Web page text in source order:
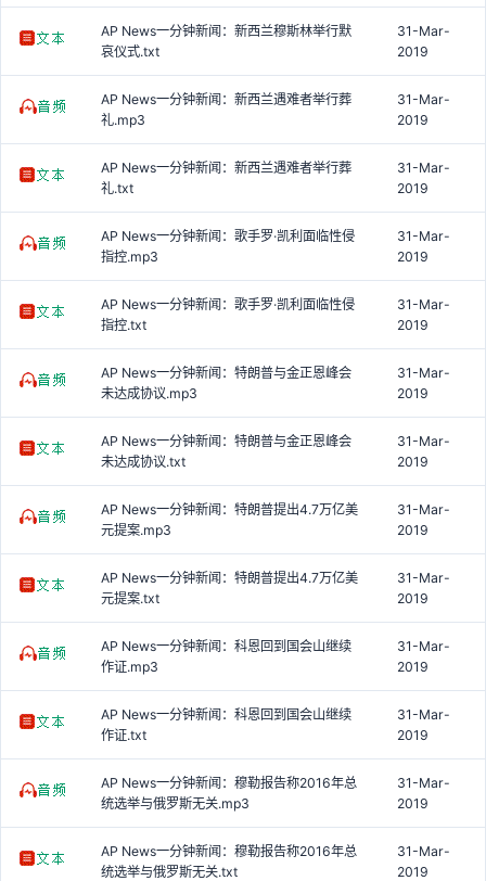
AP News一分钟新闻：新西兰穆斯林举行默
哀仪式.txt
31-Mar-
2019
AP News一分钟新闻：新西兰遇难者举行葬
礼.mp3
31-Mar-
2019
AP News一分钟新闻：新西兰遇难者举行葬
礼.txt
31-Mar-
2019
AP News一分钟新闻：歌手罗·凯利面临性侵
指控.mp3
31-Mar-
2019
AP News一分钟新闻：歌手罗·凯利面临性侵
指控.txt
31-Mar-
2019
AP News一分钟新闻：特朗普与金正恩峰会
未达成协议.mp3
31-Mar-
2019
AP News一分钟新闻：特朗普与金正恩峰会
未达成协议.txt
31-Mar-
2019
AP News一分钟新闻：特朗普提出4.7万亿美
元提案.mp3
31-Mar-
2019
AP News一分钟新闻：特朗普提出4.7万亿美
元提案.txt
31-Mar-
2019
AP News一分钟新闻：科恩回到国会山继续
作证.mp3
31-Mar-
2019
AP News一分钟新闻：科恩回到国会山继续
作证.txt
31-Mar-
2019
AP News一分钟新闻：穆勒报告称2016年总
统选举与俄罗斯无关.mp3
31-Mar-
2019
AP News一分钟新闻：穆勒报告称2016年总
统选举与俄罗斯无关.txt
31-Mar-
2019